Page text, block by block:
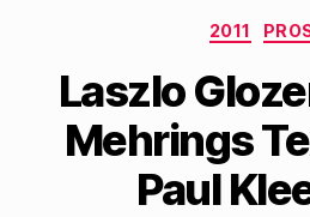
2011
Laszlo
Mehrings
Paul